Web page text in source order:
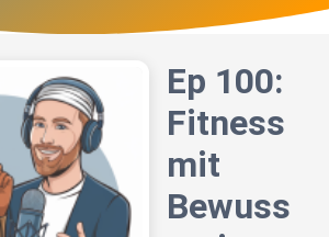
Ep 100:
Fitness
mit
Bewuss